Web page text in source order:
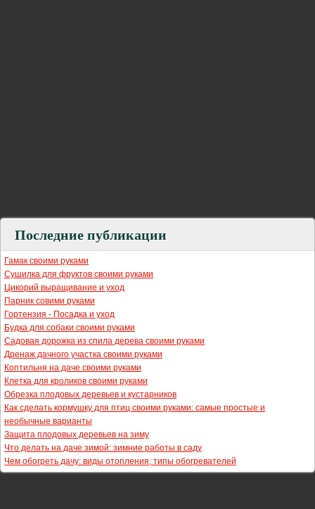
Последние публикации
Гамак своими руками
Сушилка для фруктов своими руками
Цикорий выращивание и уход
Парник совими руками
Гортензия - Посадка и уход
Будка для собаки своими руками
Садовая дорожка из спила дерева своими руками
Дренаж дачного участка своими руками
Коптильня на даче своими руками
Клетка для кроликов своими руками
Обрезка плодовых деревьев и кустарников
Как сделать кормушку для птиц своими руками: самые простые и
необычные варианты
Защита плодовых деревьев на зиму
Что делать на даче зимой: зимние работы в саду
Чем обогреть дачу: виды отопления, типы обогревателей